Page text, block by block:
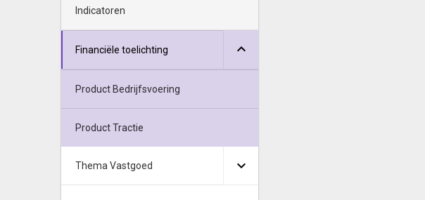
Indicatoren
Financiële toelichting
Product Bedrijfsvoering
Product Tractie
Thema Vastgoed